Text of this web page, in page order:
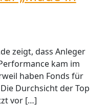
zeigt, dass Anleger
kam im
haben Fonds für
Durchsicht der Top
vor […]